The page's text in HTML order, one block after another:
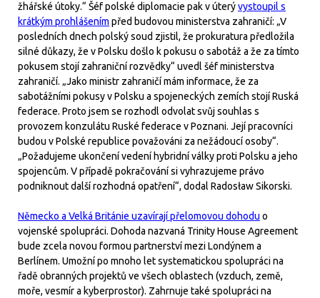
žhářské útoky.“ Šéf polské diplomacie pak v úterývystoupil s
krátkým prohlášením před budovou ministerstva zahraničí: „V
posledních dnech polský soud zjistil, že prokuratura předložila
silné důkazy, že v Polsku došlo k pokusu o sabotáž a že za tímto
pokusem stojí zahraniční rozvědky“ uvedl šéf ministerstva
zahraničí. „Jako ministr zahraničí mám informace, že za
sabotážními pokusy v Polsku a spojeneckých zemích stojí Ruská
federace. Proto jsem se rozhodl odvolat svůj souhlas s
provozem konzulátu Ruské federace v Poznani. Její pracovníci
budou v Polské republice považováni za nežádoucí osoby“.
„Požadujeme ukončení vedení hybridní války proti Polsku a jeho
spojencům. V případě pokračování si vyhrazujeme právo
podniknout další rozhodná opatření“, dodal Radosław Sikorski.
Německo a Velká Británie uzavírají přelomovou dohodu o
vojenské spolupráci. Dohoda nazvaná Trinity House Agreement
bude zcela novou formou partnerství mezi Londýnem a
Berlínem. Umožní po mnoho let systematickou spolupráci na
řadě obranných projektů ve všech oblastech (vzduch, země,
moře, vesmír a kyberprostor). Zahrnuje také spolupráci na